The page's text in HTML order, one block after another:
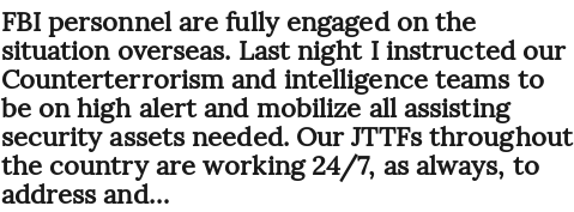
FBI personnel are fully engaged on the
situation overseas. Last night I instructed our
Counterterrorism and intelligence teams to
be on high alert and mobilize all assisting
security assets needed. Our JTTFs throughout
the country are working 24/7, as always, to
address and…